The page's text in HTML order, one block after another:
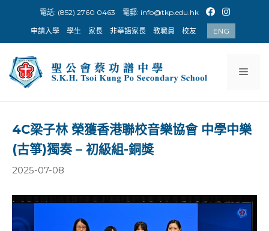
content
電話: (852) 2760 0463 電郵: info@tkp.edu.hk
申請入學 學生 家長 非華語家長 教職員 校友 ENG
4C梁子林 榮獲香港聯校音樂協會 中學中樂
(古箏)獨奏 – 初級組-銅獎
2025-07-08